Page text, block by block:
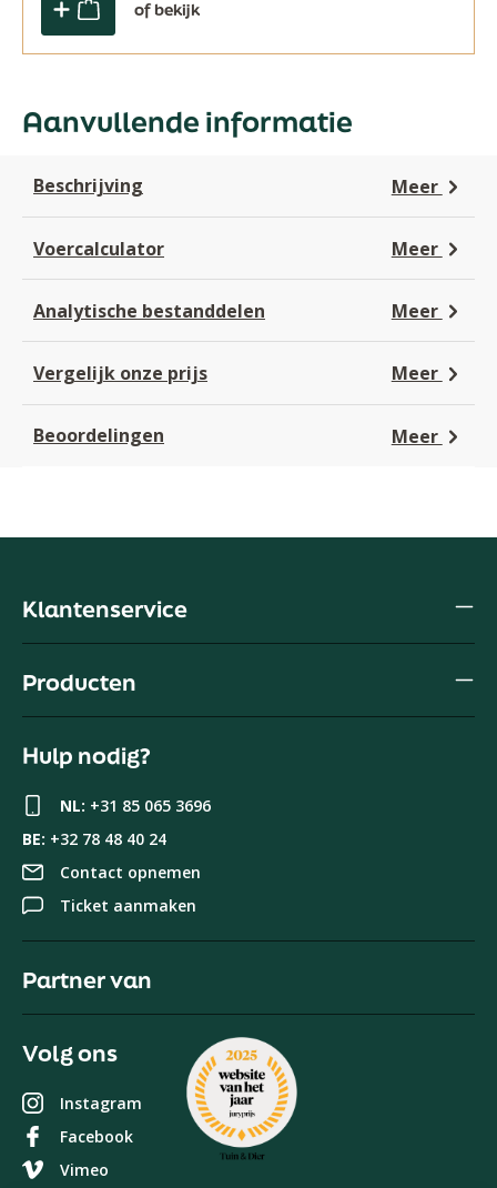
of bekijk
Aanvullende informatie
Beschrijving Meer
Voercalculator Meer
Analytische bestanddelen Meer
Vergelijk onze prijs Meer
Beoordelingen Meer
Volg ons
Instagram
Facebook
Vimeo
Klantenservice
Producten
Hulp nodig?
NL: +31 85 065 3696
BE: +32 78 48 40 24
Contact opnemen
Ticket aanmaken
Partner van